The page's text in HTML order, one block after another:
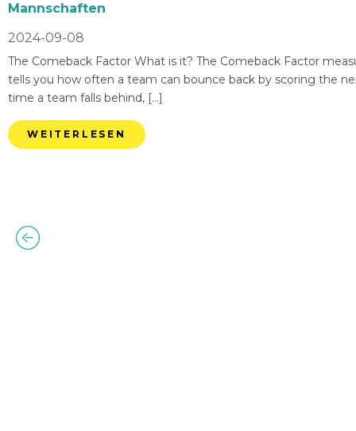
Mannschaften
2024-09-08
The Comeback Factor What is it? The Comeback Factor
tells you how often a team can bounce back by scoring the
time a team falls behind, […]
WEITERLESEN